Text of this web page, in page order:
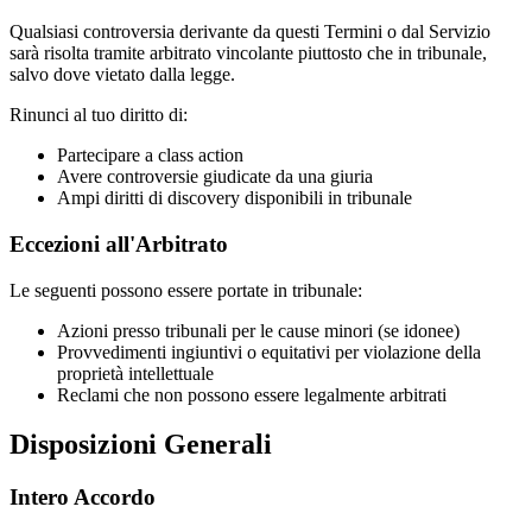
Qualsiasi controversia derivante da questi Termini o dal Servizio
sarà risolta tramite arbitrato vincolante piuttosto che in tribunale,
salvo dove vietato dalla legge.
Rinunci al tuo diritto di:
Partecipare a class action
Avere controversie giudicate da una giuria
Ampi diritti di discovery disponibili in tribunale
Eccezioni all'Arbitrato
Le seguenti possono essere portate in tribunale:
Azioni presso tribunali per le cause minori (se idonee)
Provvedimenti ingiuntivi o equitativi per violazione della
proprietà intellettuale
Reclami che non possono essere legalmente arbitrati
Disposizioni Generali
Intero Accordo